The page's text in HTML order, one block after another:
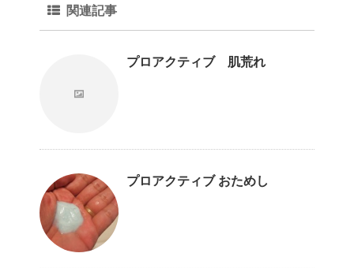
関連記事
プロアクティブ 肌荒れ
プロアクティブ おためし